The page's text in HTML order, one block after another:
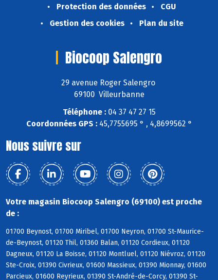
Protection des données
CGU
Gestion des cookies
Plan du site
Biocoop Salengro
29 avenue Roger Salengro
69100 Villeurbanne
Téléphone :04 37 47 27 15
Coordonnées GPS :45,7755695 ° , 4,8699562 °
Nous suivre sur
Votre magasin Biocoop Salengro (69100) est proche
de :
01700 Beynost, 01700 Miribel, 01700 Neyron, 01700 St-Maurice-
de-Beynost, 01120 Thil, 01360 Balan, 01120 Cordieux, 01120
Dagneux, 01120 La Boisse, 01120 Montluel, 01120 Niévroz, 01120
Ste-Croix, 01390 Civrieux, 01600 Massieux, 01390 Mionnay, 01600
Parcieux, 01600 Reyrieux, 01390 St-André-de-Corcy, 01390 St-